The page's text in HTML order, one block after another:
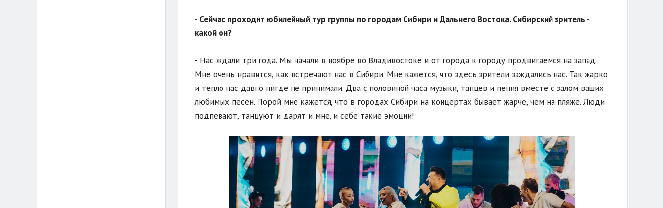
- Сейчас проходит юбилейный тур группы по городам Сибири и Дальнего Востока. Сибирский зритель -
какой он?
- Нас ждали три года. Мы начали в ноябре во Владивостоке и от города к городу продвигаемся на запад.
Мне очень нравится, как встречают нас в Сибири. Мне кажется, что здесь зрители заждались нас. Так жарко
и тепло нас давно нигде не принимали. Два с половиной часа музыки, танцев и пения вместе с залом ваших
любимых песен. Порой мне кажется, что в городах Сибири на концертах бывает жарче, чем на пляже. Люди
подпевают, танцуют и дарят и мне, и себе такие эмоции!